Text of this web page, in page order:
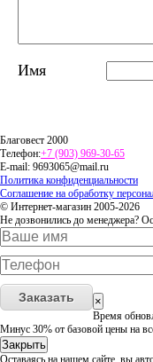
Имя
Благовест 2000
Телефон:+7 (903) 969-30-65
E-mail: 9693065@mail.ru
Политика конфиденциальности
Соглашение на обработку
© Интернет-магазин 2005-2026
Не дозвонились до менеджера?
Заказать ×
Время
Минус 30% от базовой цены на
Закрыть
Оставаясь на нашем сайте, вы